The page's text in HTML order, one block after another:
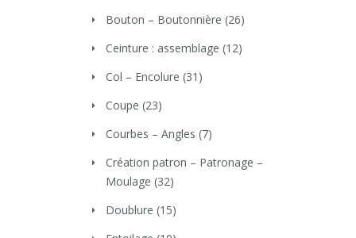
Bouton – Boutonnière (26)
Ceinture : assemblage (12)
Col – Encolure (31)
Coupe (23)
Courbes – Angles (7)
Création patron – Patronage –
Moulage (32)
Doublure (15)